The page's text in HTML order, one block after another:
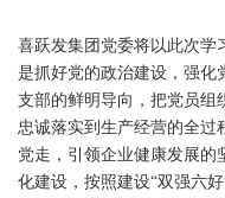
喜跃发集团党委将以此次学
是抓好党的政治建设，强化
支部的鲜明导向，把党员组
忠诚落实到生产经营的全过
党走，引领企业健康发展的
化建设，按照建设“双强六